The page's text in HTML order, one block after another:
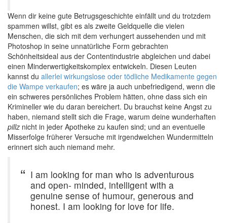
Wenn dir keine gute Betrugsgeschichte einfällt und du trotzdem
spammen willst, gibt es als zweite Geldquelle die vielen
Menschen, die sich mit dem verhungert aussehenden und mit
Photoshop in seine unnatürliche Form gebrachten
Schönheitsideal aus der Contentindustrie abgleichen und dabei
einen Minderwertigkeitskomplex entwickeln. Diesen Leuten
kannst du allerlei wirkungslose oder tödliche Medikamente gegen
die Wampe verkaufen; es wäre ja auch unbefriedigend, wenn die
ein schweres persönliches Problem hätten, ohne dass sich ein
Krimineller wie du daran bereichert. Du brauchst keine Angst zu
haben, niemand stellt sich die Frage, warum deine wunderhaften
pillz nicht in jeder Apotheke zu kaufen sind; und an eventuelle
Misserfolge früherer Versuche mit irgendwelchen Wundermitteln
erinnert sich auch niemand mehr.
I am looking for man who is adventurous
and open- minded, intelligent with a
genuine sense of humour, generous and
honest. I am looking for love for life.